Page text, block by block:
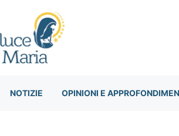
NOTIZIE OPINIONI E